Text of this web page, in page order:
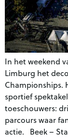
In het weekend
Limburg het
Championships.
sportief
toeschouwers:
parcours waar
actie. Beek –